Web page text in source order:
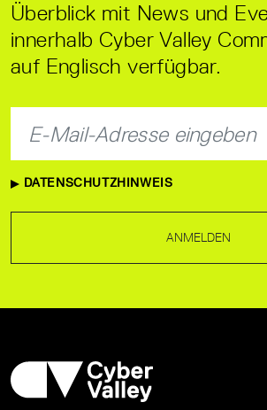
Überblick mit News und
innerhalb Cyber Valley
auf Englisch verfügbar.
DATENSCHUTZHINWEIS
ANMELDEN